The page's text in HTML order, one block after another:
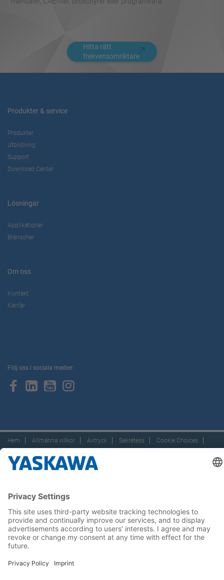
Hitta rätt
frekvensomriktare
Produkter & service
Produkter
Utbildning
Support
Download Center
Lösningar
Applikationer
Branscher
Om oss
Kontakt
Karriär
Följ oss i sociala medier:
Hem Allmänna villkor Avtryck Sekretess
Cookie Choices
Yaskawa Europe GmbH